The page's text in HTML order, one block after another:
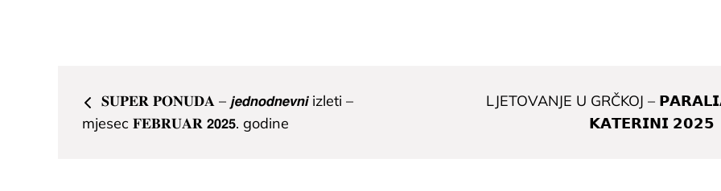
Navigacija
članaka
𝐒𝐔𝐏𝐄𝐑 𝐏𝐎𝐍𝐔𝐃𝐀 – 𝙟𝙚𝙙𝙣𝙤𝙙𝙣𝙚𝙫𝙣𝙞 izleti –
mjesec 𝐅𝐄𝐁𝐑𝐔𝐀𝐑 𝟮𝟬𝟮𝟱. godine
LJETOVANJE U GRČKOJ –
𝗞𝗔𝗧𝗘𝗥𝗜𝗡𝗜 𝟮𝟬𝟮𝟱